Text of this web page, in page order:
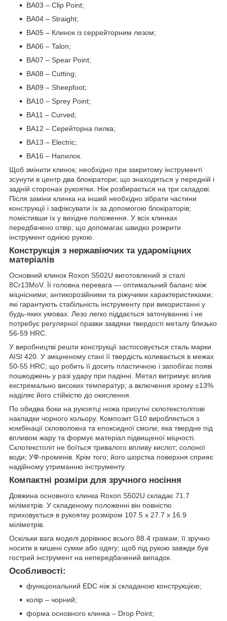
BA03 – Clip Point;
BA04 – Straight;
BA05 – Клинок із серрейторним лезом;
BA06 – Talon;
BA07 – Spear Point;
BA08 – Cutting;
BA09 – Sheepfoot;
BA10 – Sprey Point;
BA11 – Curved;
BA12 – Серейторна пилка;
BA13 – Electric;
BA16 – Напилок.
Щоб змінити клинок; необхідно при закритому інструменті
зсунути в центр два блокіратори; що знаходяться у передній і
задній сторонах рукоятки. Ніж розбирається на три складові.
Після заміни клинка на інший необхідно зібрати частини
конструкції і зафіксувати їх за допомогою блокіраторів;
помістивши їх у вихідне положення. У всіх клинках
передбачено отвір; що допомагає швидко розкрити
інструмент однією рукою.
Конструкція з нержавіючих та удароміцних
матеріалів
Основний клинок Roxon S502U виготовлений зі сталі
8Cr13MoV. Її головна перевага — оптимальний баланс між
міцнісними; антикорозійними та ріжучими характеристиками;
які гарантують стабільність інструменту при використанні у
будь-яких умовах. Лезо легко піддається заточуванню і не
потребує регулярної правки завдяки твердості металу близько
56-59 HRC.
У виробництві решти конструкції застосовується сталь марки
AISI 420. У зміцненому стані її твердість коливається в межах
50-55 HRC; що робить її досить пластичною і запобігає появі
пошкоджень у разі удару при падінні. Метал витримує вплив
екстремально високих температур; а включення хрому ±13%
наділяє його стійкістю до окислення.
По обидва боки на рукоятці ножа присутні склотекстолітові
накладки чорного кольору. Композит G10 виробляється з
комбінації скловолокна та епоксидної смоли; яка твердне під
впливом жару та формує матеріал підвищеної міцності.
Склотекстоліт не боїться тривалого впливу кислот; солоної
води; УФ-променів. Крім того; його шорстка поверхня сприяє
надійному утриманню інструменту.
Компактні розміри для зручного носіння
Довжина основного клинка Roxon S502U складає 71.7
міліметрів. У складеному положенні він повністю
приховується в рукоятку розміром 107.5 х 27.7 х 16.9
міліметрів.
Оскільки вага моделі дорівнює всього 88.4 грамам; її зручно
носити в кишені сумки або одягу; щоб під рукою завжди був
гострий інструмент на непередбачений випадок.
Особливості:
функціональний EDC ніж зі складаною конструкцією;
колір – чорний;
форма основного клинка – Drop Point;